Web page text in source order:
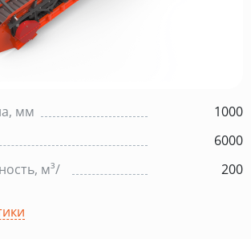
мм
1000
6000
м³/
200